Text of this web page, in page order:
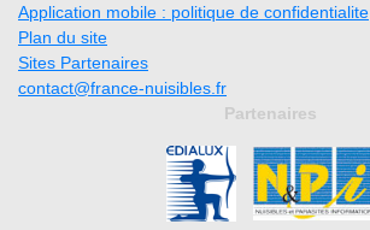
Application mobile : politique de confidentialite
Plan du site
Sites Partenaires
contact@france-nuisibles.fr
Partenaires